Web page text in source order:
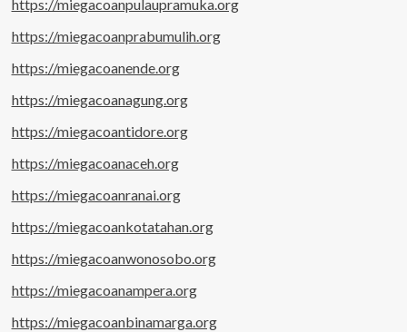
https://miegacoanpulaupramuka.org
https://miegacoanprabumulih.org
https://miegacoanende.org
https://miegacoanagung.org
https://miegacoantidore.org
https://miegacoanaceh.org
https://miegacoanranai.org
https://miegacoankotatahan.org
https://miegacoanwonosobo.org
https://miegacoanampera.org
https://miegacoanbinamarga.org